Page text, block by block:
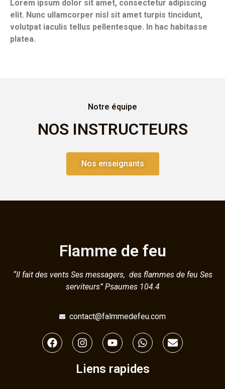
Lorem ipsum dolor sit amet, consectetur adipiscing
elit. Nunc ullamcorper nisl sit amet turpis tincidunt,
volutpat iaculis tellus pellentesque. In hac habitasse
platea.
Notre équipe
NOS INSTRUCTEURS
Nos enseignants
Flamme de feu
“Il fait des vents Ses messagers, des flammes de feu Ses
serviteurs” Psaumes 104.4
contact@falmmedefeu.com
Liens rapides